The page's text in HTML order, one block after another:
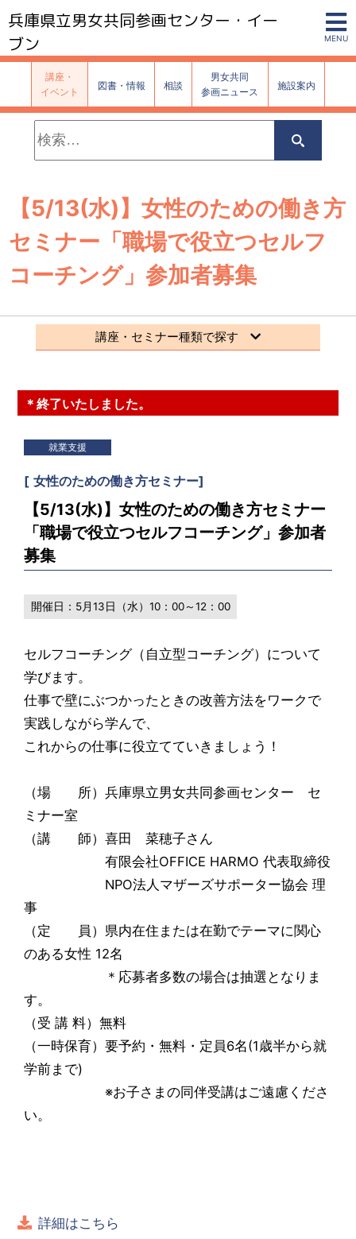
兵庫県立男女共同参画センター・イー
ブン
MENU
講座・
イベント
図書・情報 相談
男女共同
参画ニュース
施設案内
索:
検
索
【5/13(水)】女性のための働き方
セミナー「職場で役立つセルフ
コーチング」参加者募集
講座・セミナー種類で探す
＊終了いたしました。
就業支援
[ 女性のための働き方セミナー]
【5/13(水)】女性のための働き方セミナー
「職場で役立つセルフコーチング」参加者
募集
開催日： 5月13日（水）10：00～12：00
セルフコーチング（自立型コーチング）について
学びます。
仕事で壁にぶつかったときの改善方法をワークで
実践しながら学んで、
これからの仕事に役立てていきましょう！
（場 所）兵庫県立男女共同参画センター セ
ミナー室
（講 師）喜田 菜穂子さん
有限会社OFFICE HARMO 代表取締役
NPO法人マザーズサポーター協会 理
事
（定 員）県内在住または在勤でテーマに関心
のある女性 12名
＊応募者多数の場合は抽選となりま
す。
（受 講 料）無料
（一時保育）要予約・無料・定員6名(1歳半から就
学前まで)
※お子さまの同伴受講はご遠慮くださ
い。
詳細はこちら